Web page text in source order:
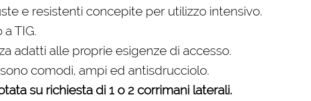
e resistenti concepite per utilizzo intensivo.
TIG.
adatti alle proprie esigenze di accesso.
comodi, ampi ed antisdrucciolo.
su richiesta di 1 o 2 corrimani laterali.